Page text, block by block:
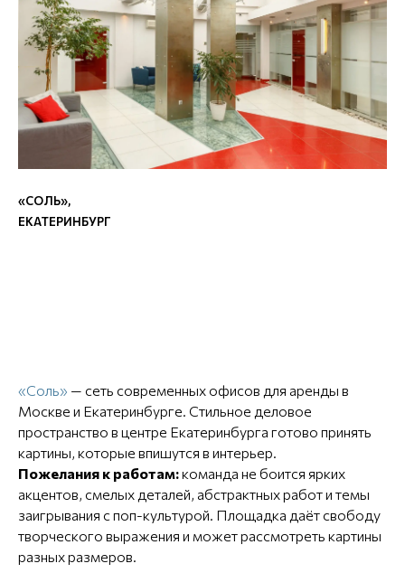
«СОЛЬ»,
ЕКАТЕРИНБУРГ
«Соль» — сеть современных офисов для аренды в
Москве и Екатеринбурге. Стильное деловое
пространство в центре Екатеринбурга готово принять
картины, которые впишутся в интерьер.
Пожелания к работам:команда не боится ярких
акцентов, смелых деталей, абстрактных работ и темы
заигрывания с поп-культурой. Площадка даёт свободу
творческого выражения и может рассмотреть картины
разных размеров.